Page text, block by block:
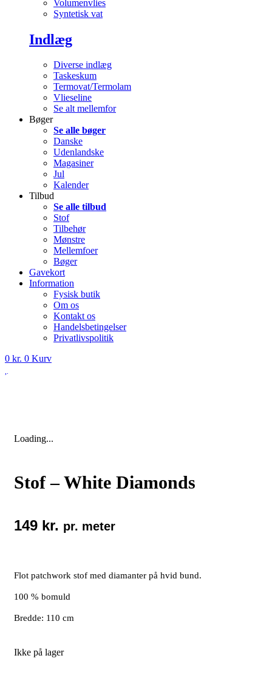
Volumenvlies
Syntetisk vat
Indlæg
Diverse indlæg
Taskeskum
Termovat/Termolam
Vlieseline
Se alt mellemfor
Bøger
Se alle bøger
Danske
Udenlandske
Magasiner
Jul
Kalender
Tilbud
Se alle tilbud
Stof
Tilbehør
Mønstre
Mellemfoer
Bøger
Gavekort
Information
Fysisk butik
Om os
Kontakt os
Handelsbetingelser
Privatlivspolitik
0 kr. 0 Kurv
Loading...
Stof – White Diamonds
149 kr. pr. meter
Flot patchwork stof med diamanter på hvid bund.
100 % bomuld
Bredde: 110 cm
Ikke på lager